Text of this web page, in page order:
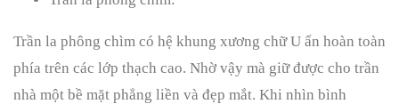
Trần la phông chìm có hệ khung xương chữ U ẩn hoàn toàn
phía trên các lớp thạch cao. Nhờ vậy mà giữ được cho trần
nhà một bề mặt phẳng liền và đẹp mắt. Khi nhìn bình